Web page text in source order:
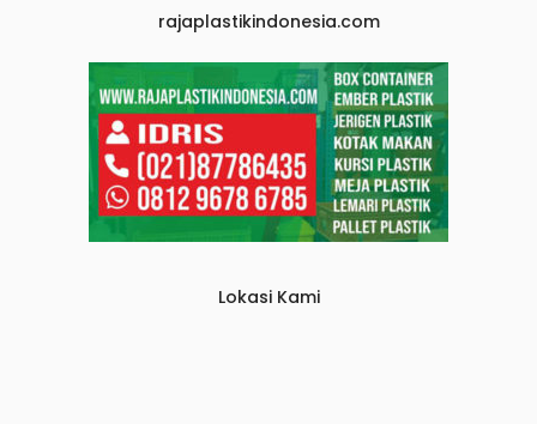
rajaplastikindonesia.com
Lokasi Kami